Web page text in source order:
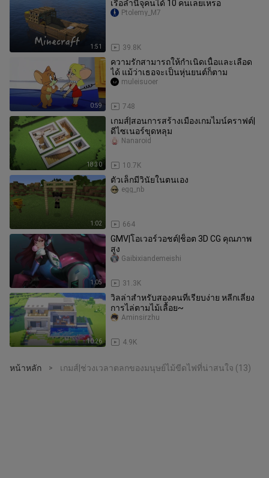
1:51
เรือลำนี้จุคนได้ 10 คนเลยเหรอ
39.8K
Ptolemy_M7
0:59
ความรักสามารถให้กำเนิดเนื้อและเลือด
ได้ แม้ว่าเธอจะเป็นหุ่นยนต์ก็ตาม
748
muleisuoer
18:30
เกมส์|สอนการสร้างเมืองเกมไมน์คราฟต์|
ดีไซเนอร์ขุดหลุม
10.7K
Nanaroid
1:02
ตัวเล็กมีวินัยในตนเอง
664
egg_nb
1:05
GMV|โอเวอร์วอชต์|ช็อต 3D CG คุณภาพ
สูง
31.3K
Gaibixiandemeishi
10:26
วิลล่าสำหรับสองคนที่เรียบง่าย หลีกเลี่ยง
การไล่ตามไม้เลื้อย~
4.9K
Aminsirzhu
หน้าหลัก > เกมส์|ช่วงเวลาตลกของมนุษย์ไม้ขีดไฟที่น่าสนใจ (13)